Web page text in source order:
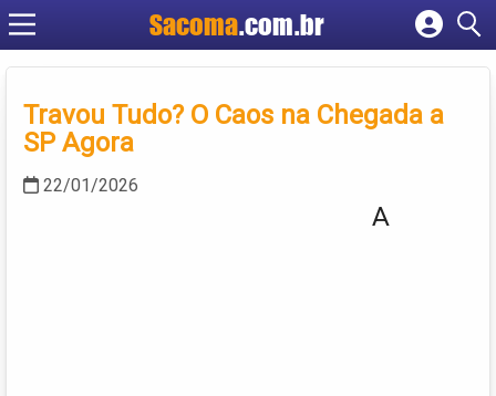
Sacoma.com.br
Cadastrar empresa
Criar conta
Travou Tudo? O Caos na Chegada a
SP Agora
22/01/2026
A